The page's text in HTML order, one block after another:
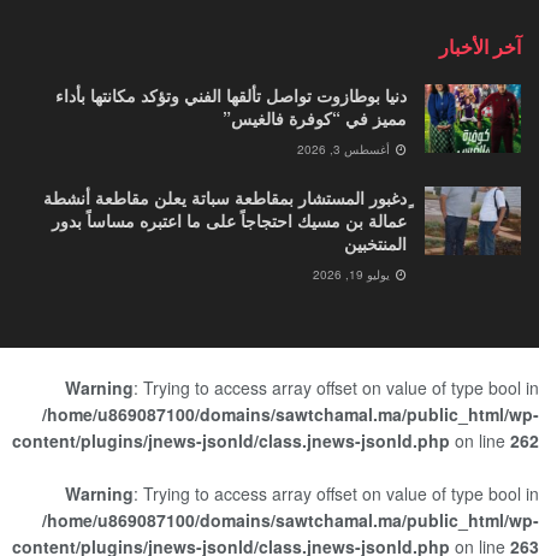
آخر الأخبار
دنيا بوطازوت تواصل تألقها الفني وتؤكد مكانتها بأداء
مميز في “كوفرة فالغيس”
أغسطس 3, 2026
ٍدغبور المستشار بمقاطعة سباتة يعلن مقاطعة أنشطة
عمالة بن مسيك احتجاجاً على ما اعتبره مساساً بدور
المنتخبين
يوليو 19, 2026
Warning: Trying to access array offset on value of type bool in
/home/u869087100/domains/sawtchamal.ma/public_html/wp-
content/plugins/jnews-jsonld/class.jnews-jsonld.php on line 262
Warning: Trying to access array offset on value of type bool in
/home/u869087100/domains/sawtchamal.ma/public_html/wp-
content/plugins/jnews-jsonld/class.jnews-jsonld.php on line 263